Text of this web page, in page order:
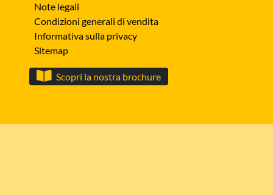
Note legali
Condizioni generali di vendita
Informativa sulla privacy
Sitemap
Scopri la nostra brochure